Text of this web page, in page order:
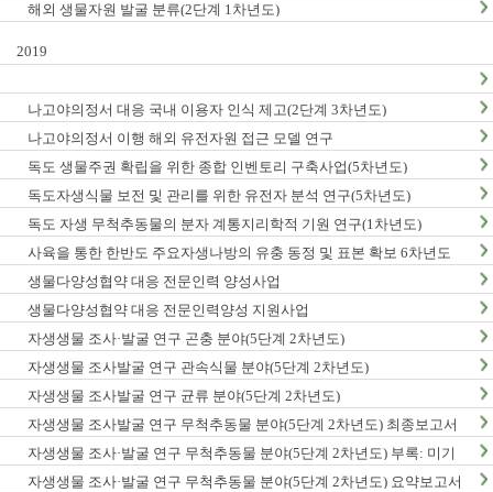
해외 생물자원 발굴 분류(2단계 1차년도)
2019
나고야의정서 대응 국내 이용자 인식 제고(2단계 3차년도)
나고야의정서 이행 해외 유전자원 접근 모델 연구
독도 생물주권 확립을 위한 종합 인벤토리 구축사업(5차년도)
독도자생식물 보전 및 관리를 위한 유전자 분석 연구(5차년도)
독도 자생 무척추동물의 분자 계통지리학적 기원 연구(1차년도)
사육을 통한 한반도 주요자생나방의 유충 동정 및 표본 확보 6차년도
생물다양성협약 대응 전문인력 양성사업
생물다양성협약 대응 전문인력양성 지원사업
자생생물 조사·발굴 연구 곤충 분야(5단계 2차년도)
자생생물 조사발굴 연구 관속식물 분야(5단계 2차년도)
자생생물 조사발굴 연구 균류 분야(5단계 2차년도)
자생생물 조사발굴 연구 무척추동물 분야(5단계 2차년도) 최종보고서
자생생물 조사·발굴 연구 무척추동물 분야(5단계 2차년도) 부록: 미기
록/신종 발굴표
자생생물 조사·발굴 연구 무척추동물 분야(5단계 2차년도) 요약보고서